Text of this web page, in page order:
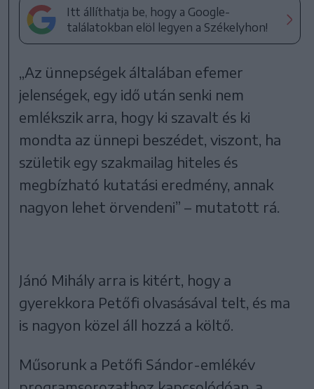
Itt állíthatja be, hogy a Google-
találatokban elöl legyen a Székelyhon!
„Az ünnepségek általában efemer
jelenségek, egy idő után senki nem
emlékszik arra, hogy ki szavalt és ki
mondta az ünnepi beszédet, viszont, ha
születik egy szakmailag hiteles és
megbízható kutatási eredmény, annak
nagyon lehet örvendeni” – mutatott rá.
Jánó Mihály arra is kitért, hogy a
gyerekkora Petőfi olvasásával telt, és ma
is nagyon közel áll hozzá a költő.
Műsorunk a Petőfi Sándor-emlékév